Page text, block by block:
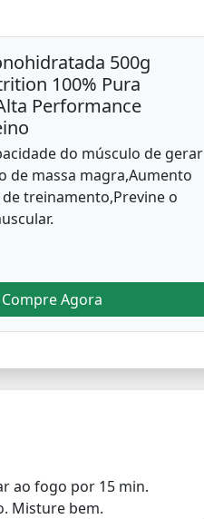
500g
100% Pura
Performance
do músculo de gerar
de massa magra,Aumento
treinamento,Previne o
Compre Agora
ao fogo por 15 min.
Misture bem.